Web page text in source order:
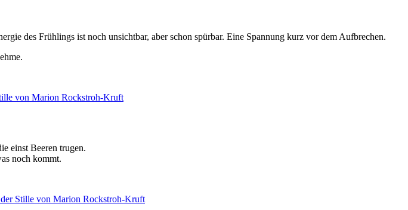
des Frühlings ist noch unsichtbar, aber schon spürbar. Eine Spannung kurz vor dem Aufbrechen.
einst Beeren trugen.
noch kommt.